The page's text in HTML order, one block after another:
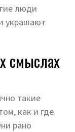
люди
украшают
смыслах
такие
как и где
рано